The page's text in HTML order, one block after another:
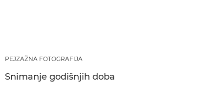
PEJZAŽNA FOTOGRAFIJA
Snimanje godišnjih doba